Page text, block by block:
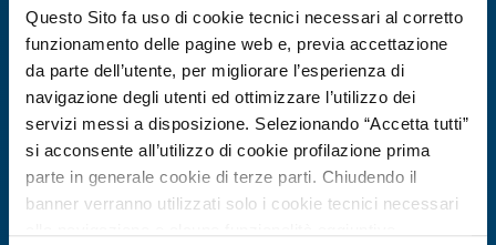
Questo Sito fa uso di cookie tecnici necessari al corretto
funzionamento delle pagine web e, previa accettazione
da parte dell’utente, per migliorare l’esperienza di
navigazione degli utenti ed ottimizzare l’utilizzo dei
servizi messi a disposizione. Selezionando “Accetta tutti”
si acconsente all’utilizzo di cookie profilazione prima
parte in generale cookie di terze parti. Chiudendo il
banner verranno utilizzati solo i cookie tecnici necessari
Expires on15 settembre 2026